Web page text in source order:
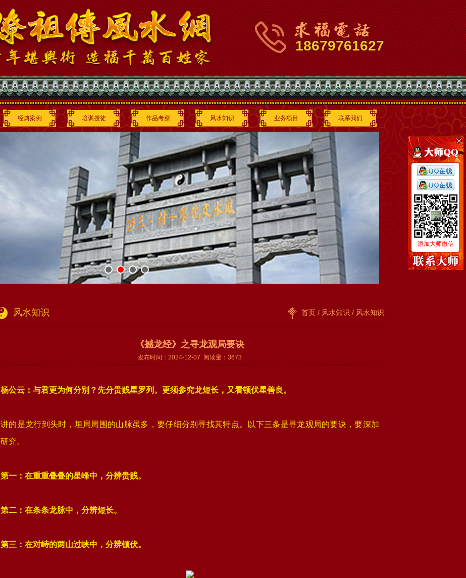
18679761627
经典案例 培训授徒 作品考察 风水知识 业务项目 联系我们
风水知识 首页 / 风水知识 / 风水知识
《撼龙经》之寻龙观局要诀
发布时间：2024-12-07 阅读量：3673
杨公云：与君更为何分别？先分贵贱星罗列。更须参究龙短长，又看顿伏星善良。
讲的是龙行到头时，垣局周围的山脉虽多，要仔细分别寻找其特点。以下三条是寻龙观局的要诀，要深加
研究。
第一：在重重叠叠的星峰中，分辨贵贱。
第二：在条条龙脉中，分辨短长。
第三：在对峙的两山过峡中，分辨顿伏。
添加大师微信